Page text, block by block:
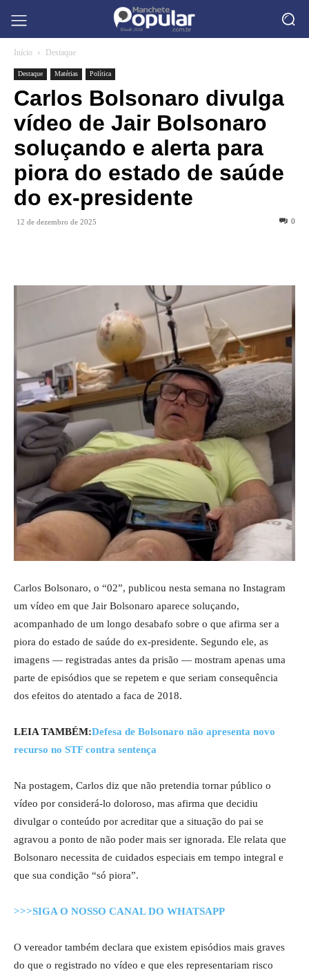
Início Destaque
Destaque Matérias Política
Carlos Bolsonaro divulga
vídeo de Jair Bolsonaro
soluçando e alerta para
piora do estado de saúde
do ex-presidente
12 de dezembro de 2025 0
Carlos Bolsonaro, o “02”, publicou nesta semana no Instagram
um vídeo em que Jair Bolsonaro aparece soluçando,
acompanhado de um longo desabafo sobre o que afirma ser a
piora do estado de saúde do ex-presidente. Segundo ele, as
imagens — registradas antes da prisão — mostram apenas uma
parte de episódios que se repetem e que seriam consequência
dos efeitos do atentado a faca de 2018.
LEIA TAMBÉM:Defesa de Bolsonaro não apresenta novo
recurso no STF contra sentença
Na postagem, Carlos diz que não pretendia tornar público o
vídeo por considerá-lo doloroso, mas afirma que decidiu
divulgar o conteúdo por acreditar que a situação do pai se
agravou a ponto de não poder mais ser ignorada. Ele relata que
Bolsonaro necessita de cuidados especiais em tempo integral e
que sua condição “só piora”.
>>>SIGA O NOSSO CANAL DO WHATSAPP
O vereador também declara que existem episódios mais graves
do que o registrado no vídeo e que eles representariam risco